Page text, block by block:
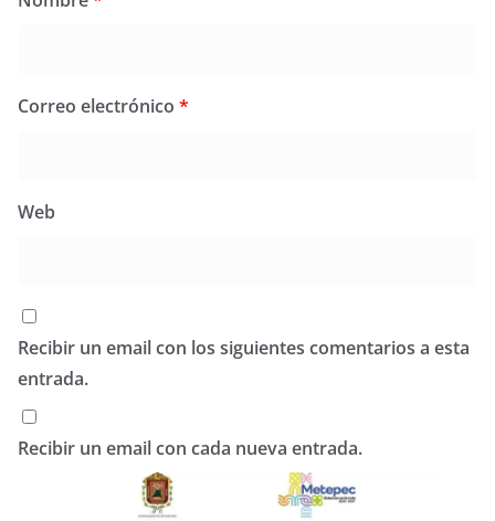
Correo electrónico *
Web
Recibir un email con los siguientes comentarios a esta
entrada.
Recibir un email con cada nueva entrada.